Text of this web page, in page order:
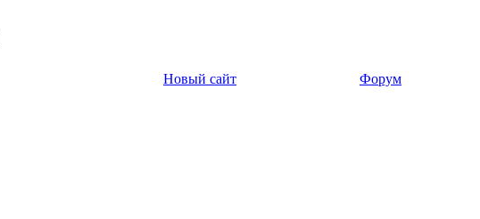
Новый сайт Форум